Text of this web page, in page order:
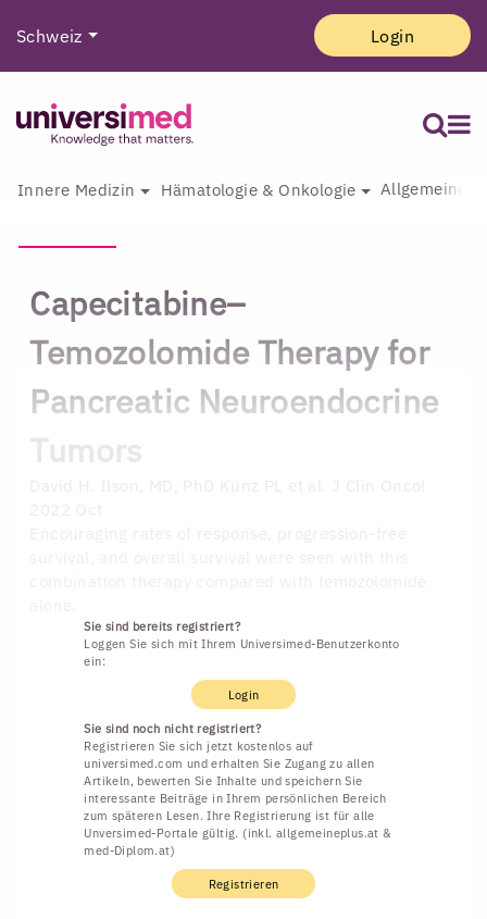
Schweiz Login
Innere Medizin Hämatologie & Onkologie Allgemeine
Capecitabine–
Temozolomide Therapy for
Pancreatic Neuroendocrine
Tumors
Sie sind bereits registriert?
Loggen Sie sich mit Ihrem Universimed-Benutzerkonto
ein:
Login
Sie sind noch nicht registriert?
Registrieren Sie sich jetzt kostenlos auf
universimed.com und erhalten Sie Zugang zu allen
Artikeln, bewerten Sie Inhalte und speichern Sie
interessante Beiträge in Ihrem persönlichen Bereich
zum späteren Lesen. Ihre Registrierung ist für alle
Unversimed-Portale gültig. (inkl. allgemeineplus.at &
med-Diplom.at)
Registrieren